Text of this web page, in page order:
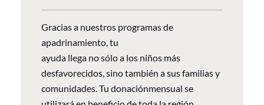
Gracias a nuestros programas de
apadrinamiento, tu
ayuda llega no sólo a los niños más
desfavorecidos, sino también a sus familias y
comunidades. Tu donaciónmensual se